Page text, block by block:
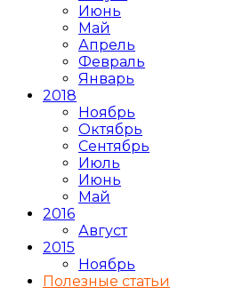
Июнь
Май
Апрель
Февраль
Январь
2018
Ноябрь
Октябрь
Сентябрь
Июль
Июнь
Май
2016
Август
2015
Ноябрь
Полезные статьи